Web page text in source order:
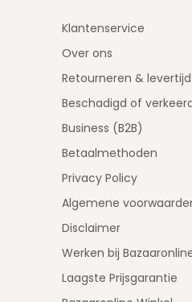
Klantenservice
Over ons
Retourneren & levertijd
Beschadigd of
Business (B2B)
Betaalmethoden
Privacy Policy
Algemene
Disclaimer
Werken bij
Laagste Prijsgarantie